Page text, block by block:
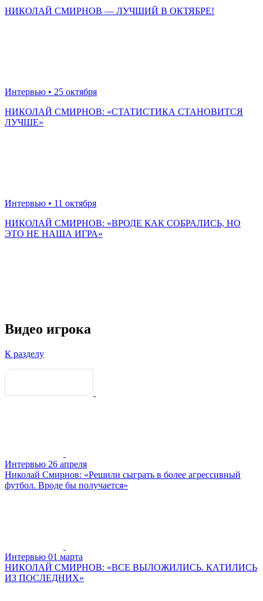
НИКОЛАЙ СМИРНОВ — ЛУЧШИЙ В ОКТЯБРЕ!
Интервью • 25 октября
НИКОЛАЙ СМИРНОВ: «СТАТИСТИКА СТАНОВИТСЯ
ЛУЧШЕ»
Интервью • 11 октября
НИКОЛАЙ СМИРНОВ: «ВРОДЕ КАК СОБРАЛИСЬ, НО
ЭТО НЕ НАША ИГРА»
Видео игрока
К разделу
Интервью 26 апреля
Николай Смирнов: «Решили сыграть в более агрессивный
футбол. Вроде бы получается»
Интервью 01 марта
НИКОЛАЙ СМИРНОВ: «ВСЕ ВЫЛОЖИЛИСЬ. КАТИЛИСЬ
ИЗ ПОСЛЕДНИХ»